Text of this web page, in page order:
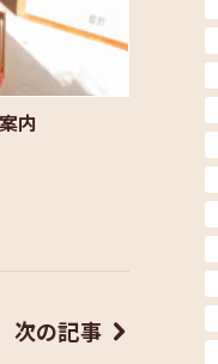
内
次の記事